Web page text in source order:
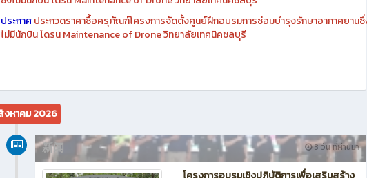
ประกาศประกวดราคาซื้อครุภัณฑ์ชุดปฏิบัติการเรียนรู้และควบคุมหุ่นยนต์ Collaborative Robot
และ AI อัจฉริยะ เพื่อประยุกต์ใช้งานอุตสาหกรรมการผลิต
เอกสารประกวดราคาการซื้อครุภัณฑ์โครงการจัดตั้งศูนย์ฝึกอบรมการซ่อมบำรุงรักษาอากาศยาน
ไม่มีนักบิน โดรน Maintenance of Drone วิทยาลัยเทคนิคชลบุรี
สิงหาคม 2026